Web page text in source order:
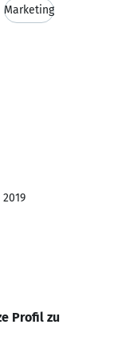
Marketing
Profil zu